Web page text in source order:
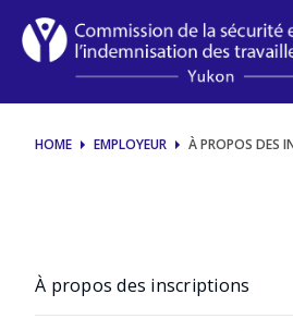
Registration
HOME EMPLOYEUR À PROPOS DES
À propos des inscriptions